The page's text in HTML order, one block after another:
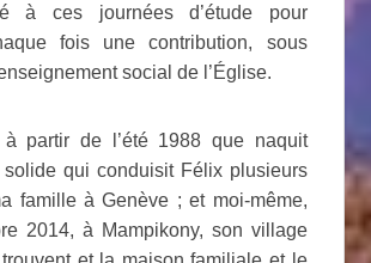
à ces journées d’étude pour
fois une contribution, sous
social de l’Église.
à partir de l’été 1988 que naquit
solide qui conduisit Félix plusieurs
famille à Genève ; et moi-même,
2014, à Mampikony, son village